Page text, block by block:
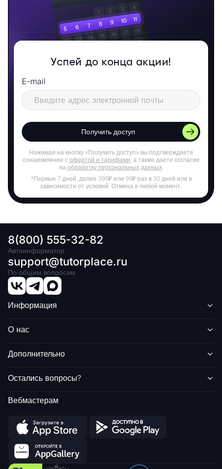
Успей до конца акции!
E-mail
Получить доступ
Нажимая на кнопку «Получить доступ» вы подтверждаете
ознакомление с офертой и тарифами , а также даете согласие
на обработку персональных данных.
*Первые 7 дней, далее 399₽ или 99₽ раз в 30 дней или в
зависимости от условий. Отмена в любой момент.
8(800) 555-32-82
Автоинформатор
support@tutorplace.ru
По общим вопросам
Информация
О нас
Дополнительно
Остались вопросы?
Вебмастерам